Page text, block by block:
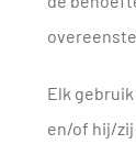
Elk
en/of hij/zij